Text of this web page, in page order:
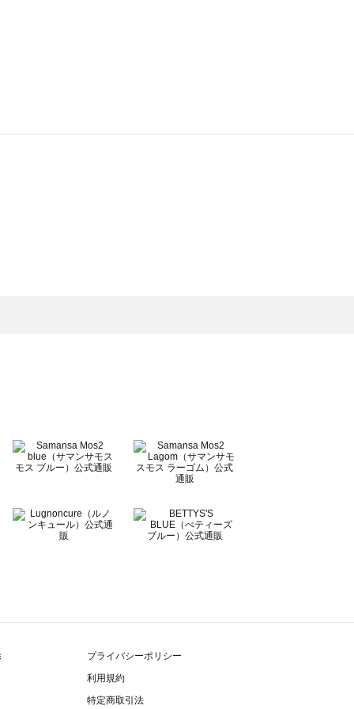
プライバシーポリシー
利用規約
特定商取引法